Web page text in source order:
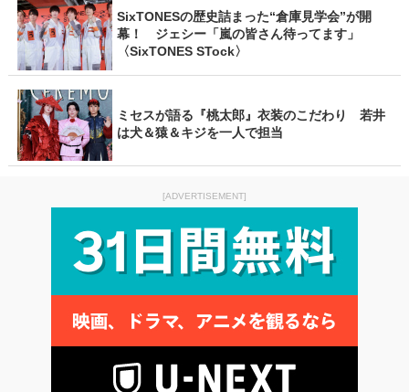
SixTONESの歴史詰まった“倉庫見学会”が開
幕！ ジェシー「嵐の皆さん待ってます」
〈SixTONES STock〉
ミセスが語る『桃太郎』衣装のこだわり 若井
は犬＆猿＆キジを一人で担当
[ADVERTISEMENT]